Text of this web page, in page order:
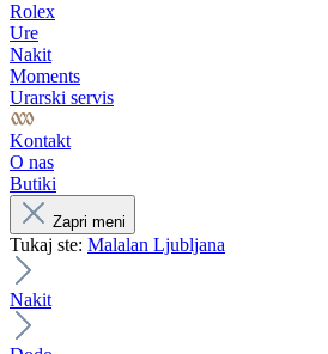
Rolex
Ure
Nakit
Moments
Urarski servis
Kontakt
O nas
Butiki
Zapri meni
Tukaj ste: Malalan Ljubljana
Nakit